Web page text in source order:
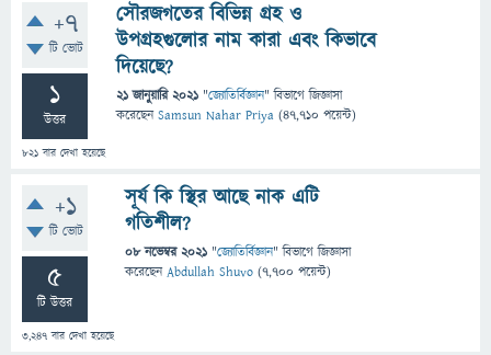
+7
টি ভোট
1
উত্তর
821 বার দেখা হয়েছে
সৌরজগতের বিভিন্ন গ্রহ ও
উপগ্রহগুলোর নাম কারা এবং কিভাবে
দিয়েছে?
21 জানুয়ারি 2021 "জ্যোতির্বিজ্ঞান" বিভাগে জিজ্ঞাসা
করেছেনSamsun Nahar Priya (47,710 পয়েন্ট)
+1
টি ভোট
5
টি উত্তর
3,247 বার দেখা হয়েছে
সূর্য কি স্থির আছে নাক এটি
গতিশীল?
08 নভেম্বর 2021 "জ্যোতির্বিজ্ঞান" বিভাগে জিজ্ঞাসা
করেছেনAbdullah Shuvo (7,700 পয়েন্ট)